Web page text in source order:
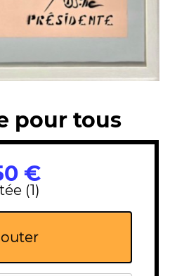
pour tous
€
(1)